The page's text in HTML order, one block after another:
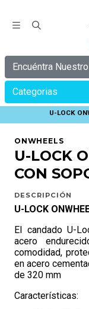
Encuéntra
Categorias
Inicio
U-LOCK
ONWHEELS
U-LOCK
CON
DESCRIPCIÓN
U-LOCK
El candado U-
acero
comodidad,
en acero
de 320 mm
Características: